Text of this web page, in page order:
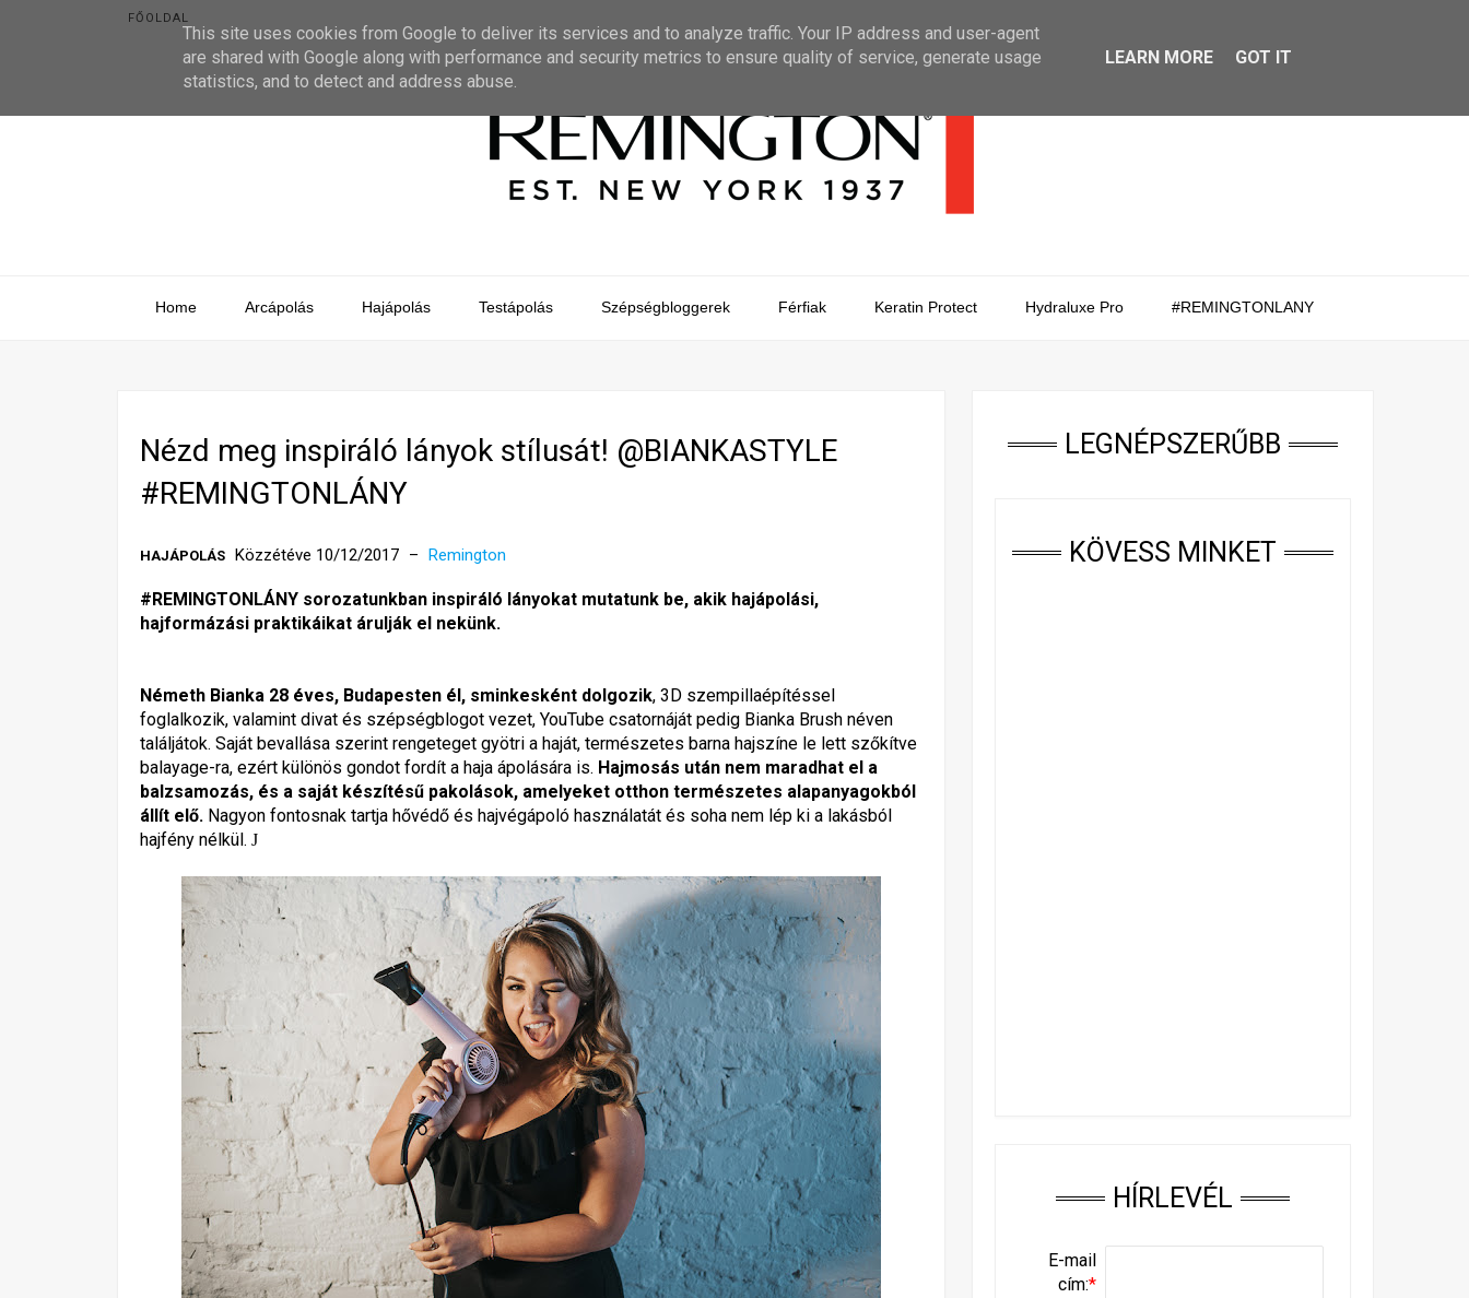
FŐOLDAL
Home Arcápolás Hajápolás Testápolás Szépségbloggerek Férfiak Keratin Protect Hydraluxe Pro #REMINGTONLANY
Nézd meg inspiráló lányok stílusát! @BIANKASTYLE
#REMINGTONLÁNY
HAJÁPOLÁS Közzétéve 10/12/2017 Remington
#REMINGTONLÁNY sorozatunkban inspiráló lányokat mutatunk be, akik hajápolási,
hajformázási praktikáikat árulják el nekünk.
Németh Bianka 28 éves, Budapesten él, sminkesként dolgozik, 3D szempillaépítéssel
foglalkozik, valamint divat és szépségblogot vezet, YouTube csatornáját pedig Bianka Brush néven
találjátok. Saját bevallása szerint rengeteget gyötri a haját, természetes barna hajszíne le lett szőkítve
balayage-ra, ezért különös gondot fordít a haja ápolására is. Hajmosás után nem maradhat el a
balzsamozás, és a saját készítésű pakolások, amelyeket otthon természetes alapanyagokból
állít elő. Nagyon fontosnak tartja hővédő és hajvégápoló használatát és soha nem lép ki a lakásból
hajfény nélkül. J
LEGNÉPSZERŰBB
KÖVESS MINKET
HÍRLEVÉL
E-mail
cím:*
This site uses cookies from Google to deliver its services and to analyze traffic. Your IP address and user-agent
are shared with Google along with performance and security metrics to ensure quality of service, generate usage
statistics, and to detect and address abuse.
LEARN MORE GOT IT